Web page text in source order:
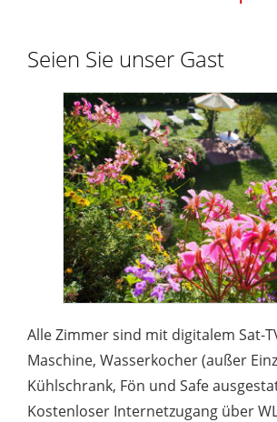
Seien Sie unser Gast
Alle Zimmer sind mit digitalem Sat-
Maschine, Wasserkocher (außer
Kühlschrank, Fön und Safe
Kostenloser Internetzugang über